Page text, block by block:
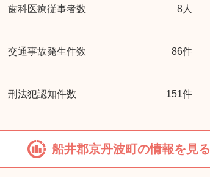
歯科医療従事者数 8 人
交通事故発生件数 86件
刑法犯認知件数 151件
船井郡京丹波町の情報を見る